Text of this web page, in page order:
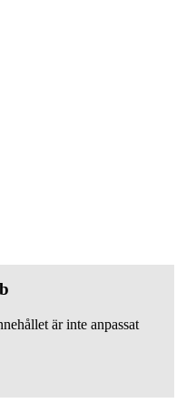
är inte anpassat